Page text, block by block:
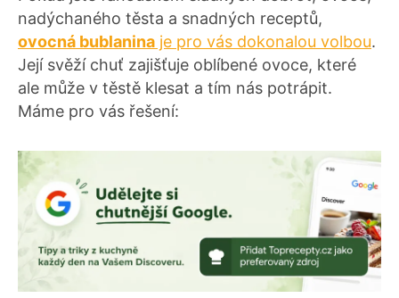
nadýchaného těsta a snadných receptů,
ovocná bublanina je pro vás dokonalou volbou.
Její svěží chuť zajišťuje oblíbené ovoce, které
ale může v těstě klesat a tím nás potrápit.
Máme pro vás řešení: